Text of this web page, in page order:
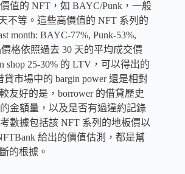
值的 NFT，如 BAYC/Punk，一般
不等。這些高價值的 NFT 系列的
month: BAYC-77%, Punk-53%,
格依照過去 30 天的平均成交價
shop 25-30% 的 LTV，可以得出的
市場中的 bargin power 還是相對
友好的是，borrower 的借貸歷史
金額量，以及是否有過違約記錄
數據包括該 NFT 系列的地板價以
給出的價值估測，都是幫
的根據。